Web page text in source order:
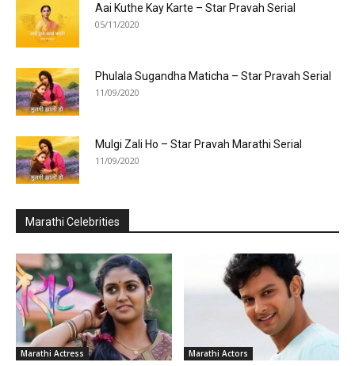
Aai Kuthe Kay Karte – Star Pravah Serial
05/11/2020
Phulala Sugandha Maticha – Star Pravah Serial
11/09/2020
Mulgi Zali Ho – Star Pravah Marathi Serial
11/09/2020
Marathi Celebrities
Marathi Actress Marathi Actors